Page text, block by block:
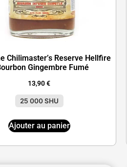
Chilimaster’s Reserve Hellfire
Gingembre Fumé
13,90€
25 000 SHU
Ajouter au panier